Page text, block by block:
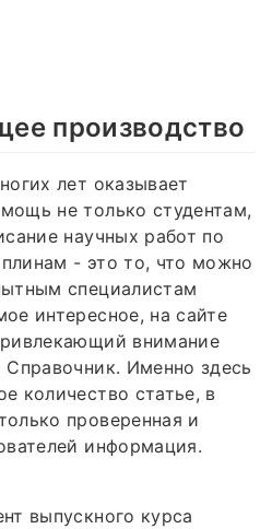
производство
лет оказывает
не только студентам,
научных работ по
- это то, что можно
специалистам
интересное, на сайте
внимание
Справочник. Именно здесь
количество статье, в
проверенная и
информация.
выпускного курса